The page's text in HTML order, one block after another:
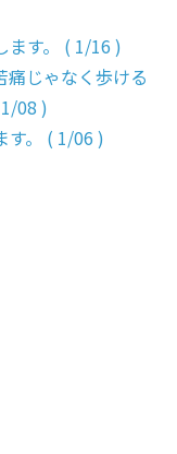
ます。 ( 1/16 )
痛じゃなく歩ける
08 )
す。 ( 1/06 )